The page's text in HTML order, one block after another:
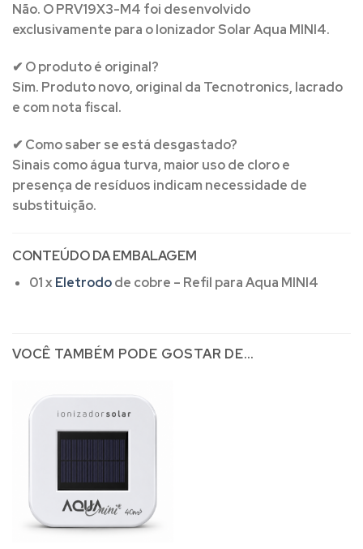
Não. O PRV19X3-M4 foi desenvolvido
exclusivamente para o Ionizador Solar Aqua MINI4.
✔ O produto é original?
Sim. Produto novo, original da Tecnotronics, lacrado
e com nota fiscal.
✔ Como saber se está desgastado?
Sinais como água turva, maior uso de cloro e
presença de resíduos indicam necessidade de
substituição.
CONTEÚDO DA EMBALAGEM
01 xEletrodode cobre – Refil para Aqua MINI4
VOCÊ TAMBÉM PODE GOSTAR DE…